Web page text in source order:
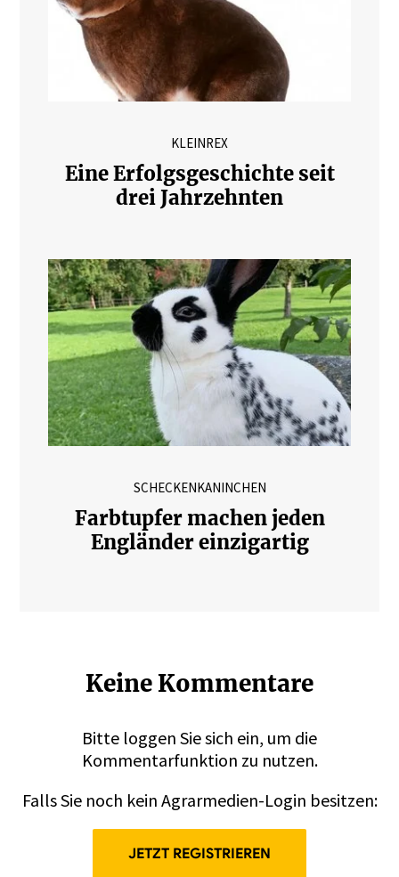
KLEINREX
Eine Erfolgsgeschichte seit
drei Jahrzehnten
SCHECKENKANINCHEN
Farbtupfer machen jeden
Engländer einzigartig
Keine Kommentare
Bitte loggen Sie sich ein, um die
Kommentarfunktion zu nutzen.
Falls Sie noch kein Agrarmedien-Login besitzen:
JETZT REGISTRIEREN